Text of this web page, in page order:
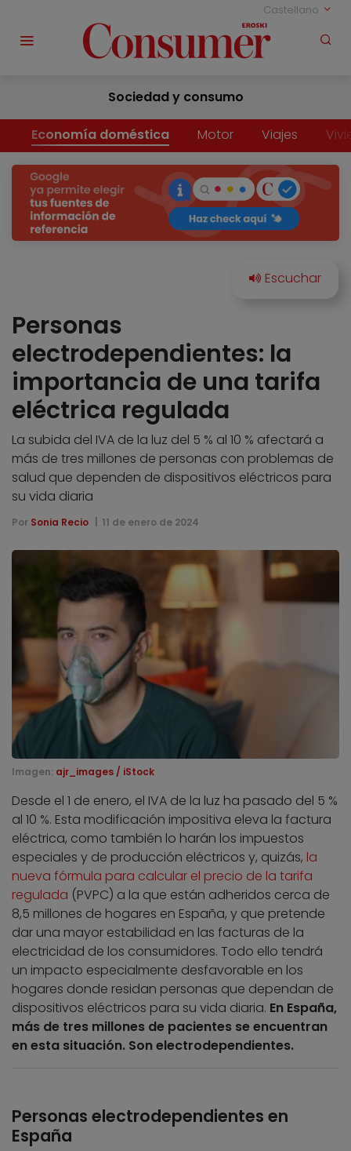
Castellano
Sociedad y consumo
Economía doméstica Motor Viajes
Personas
electrodependientes: la
importancia de una tarifa
eléctrica regulada
La subida del IVA de la luz del 5 % al 10 % afectará a
más de tres millones de personas con problemas de
salud que dependen de dispositivos eléctricos para
su vida diaria
Por Sonia Recio 11 de enero de 2024
Imagen: ajr_images / iStock
Desde el 1 de enero, el IVA de la luz ha pasado del 5 %
al 10 %. Esta modificación impositiva eleva la factura
eléctrica, como también lo harán los impuestos
especiales y de producción eléctricos y, quizás, la
nueva fórmula para calcular el precio de la tarifa
regulada (PVPC) a la que están adheridos cerca de
8,5 millones de hogares en España, y que pretende
dar una mayor estabilidad en las facturas de la
electricidad de los consumidores. Todo ello tendrá
un impacto especialmente desfavorable en los
hogares donde residan personas que dependan de
dispositivos eléctricos para su vida diaria. En España,
más de tres millones de pacientes se encuentran
en esta situación. Son electrodependientes.
Personas electrodependientes en
España